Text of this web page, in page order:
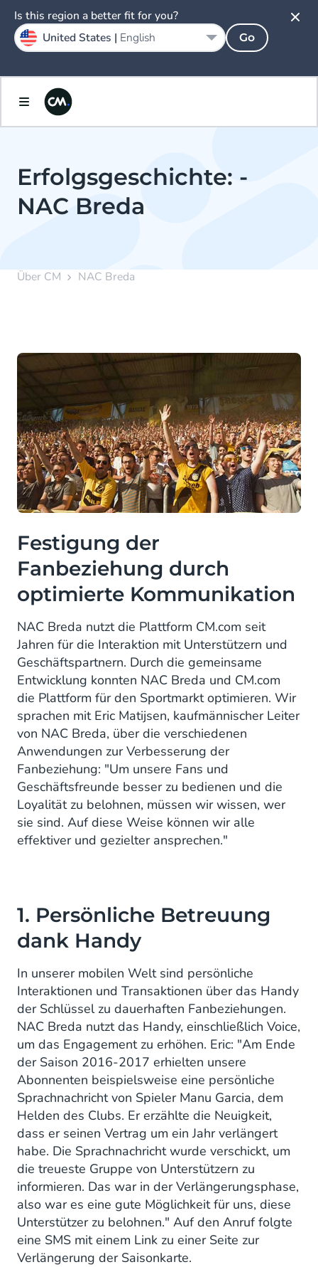
Erfolgsgeschichte: -
NAC Breda
Über CM NAC Breda
Festigung der
Fanbeziehung durch
optimierte Kommunikation
NAC Breda nutzt die Plattform CM.com seit
Jahren für die Interaktion mit Unterstützern und
Geschäftspartnern. Durch die gemeinsame
Entwicklung konnten NAC Breda und CM.com
die Plattform für den Sportmarkt optimieren. Wir
sprachen mit Eric Matijsen, kaufmännischer Leiter
von NAC Breda, über die verschiedenen
Anwendungen zur Verbesserung der
Fanbeziehung: "Um unsere Fans und
Geschäftsfreunde besser zu bedienen und die
Loyalität zu belohnen, müssen wir wissen, wer
sie sind. Auf diese Weise können wir alle
effektiver und gezielter ansprechen."
1. Persönliche Betreuung
dank Handy
In unserer mobilen Welt sind persönliche
Interaktionen und Transaktionen über das Handy
der Schlüssel zu dauerhaften Fanbeziehungen.
NAC Breda nutzt das Handy, einschließlich Voice,
um das Engagement zu erhöhen. Eric: "Am Ende
der Saison 2016-2017 erhielten unsere
Abonnenten beispielsweise eine persönliche
Sprachnachricht von Spieler Manu Garcia, dem
Helden des Clubs. Er erzählte die Neuigkeit,
dass er seinen Vertrag um ein Jahr verlängert
habe. Die Sprachnachricht wurde verschickt, um
die treueste Gruppe von Unterstützern zu
informieren. Das war in der Verlängerungsphase,
also war es eine gute Möglichkeit für uns, diese
Unterstützer zu belohnen." Auf den Anruf folgte
eine SMS mit einem Link zu einer Seite zur
Verlängerung der Saisonkarte.
Is this region a better fit for you?
United States | English Go